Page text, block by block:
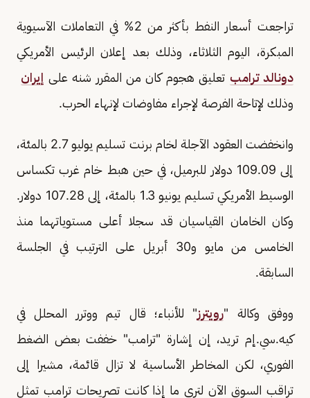
تراجعت أسعار النفط بأكثر من 2% في التعاملات الآسيوية
المبكرة، اليوم الثلاثاء، وذلك بعد إعلان الرئيس الأمريكي
دونالد ترامب تعليق هجوم كان من المقرر شنه على إيران
وذلك لإتاحة الفرصة لإجراء مفاوضات لإنهاء الحرب.
وانخفضت العقود الآجلة لخام برنت تسليم يوليو 2.7 بالمئة،
إلى 109.09 دولار للبرميل، في حين هبط خام غرب تكساس
الوسيط الأمريكي تسليم يونيو 1.3 بالمئة، إلى 107.28 دولار.
وكان الخامان القياسيان قد سجلا ​أعلى مستوياتهما منذ
الخامس من مايو و30 أبريل على الترتيب في الجلسة
السابقة.
ووفق وكالة "رويترز" للأنباء؛ قال تيم ووترر المحلل في
كيه.سي.إم تريد، إن إشارة "ترامب" خففت بعض الضغط
الفوري، لكن المخاطر الأساسية لا تزال قائمة، مشيرا إلى
تراقب السوق الآن لترى ما إذا كانت تصريحات ترامب تمثل